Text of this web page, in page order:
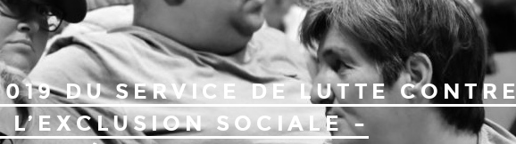
DU SERVICE DE LUTTE CONTRE
SOCIALE –